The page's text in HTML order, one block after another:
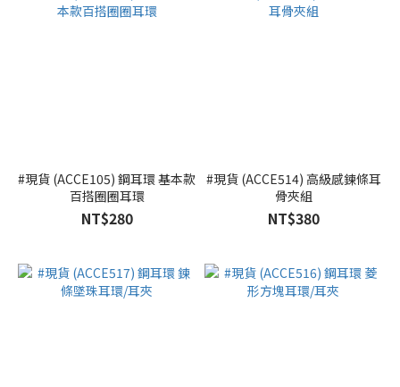
#現貨 (ACCE105) 鋼耳環 基本款
百搭圈圈耳環
NT$280
#現貨 (ACCE514) 高級感鍊條耳
骨夾組
NT$380